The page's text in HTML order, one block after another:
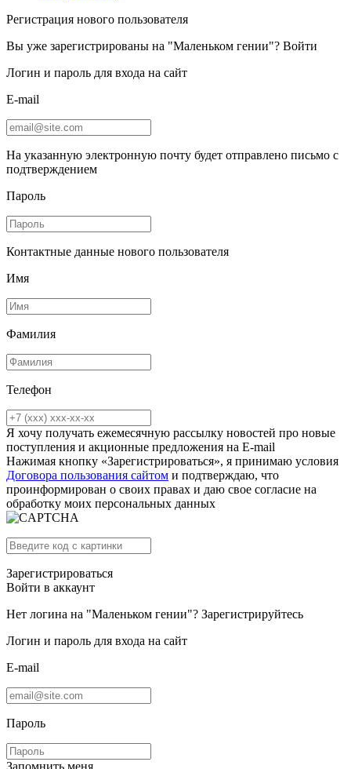
Регистрация нового пользователя
Вы уже зарегистрированы на "Маленьком гении"? Войти
Логин и пароль для входа на сайт
E-mail
На указанную электронную почту будет отправлено письмо с
подтверждением
Пароль
Контактные данные нового пользователя
Имя
Фамилия
Телефон
Я хочу получать ежемесячную рассылку новостей про новые
поступления и акционные предложения на E-mail
Нажимая кнопку «Зарегистрироваться», я принимаю условия
Договора пользования сайтом и подтверждаю, что
проинформирован о своих правах и даю свое согласие на
обработку моих персональных данных
Зарегистрироваться
Войти в аккаунт
Нет логина на "Маленьком гении"? Зарегистрируйтесь
Логин и пароль для входа на сайт
E-mail
Пароль
Запомнить меня